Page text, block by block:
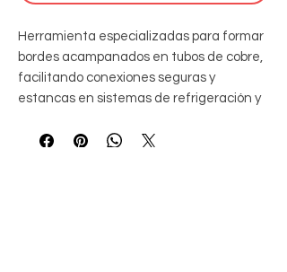
Herramienta especializadas para formar
bordes acampanados en tubos de cobre,
facilitando conexiones seguras y
estancas en sistemas de refrigeración y
aluminio, latón y cobre de 5/8" hasta 1-